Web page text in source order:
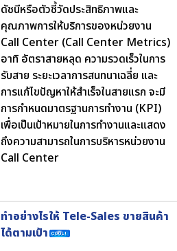
ดัชนีหรือตัวชี้วัดประสิทธิภาพและ
คุณภาพการให้บริการของหน่วยงาน
Call Center (Call Center Metrics)
อาทิ อัตราสายหลุด ความรวดเร็วในการ
รับสาย ระยะเวลาการสนทนาเฉลี่ย และ
การแก้ไขปัญหาให้สำเร็จในสายแรก จะมี
การกำหนดมาตรฐานการทำงาน (KPI)
เพื่อเป็นเป้าหมายในการทำงานและแสดง
ถึงความสามารถในการบริหารหน่วยงาน
Call Center
ทำอย่างไรให้ Tele-Sales ขายสินค้า
ได้ตามเป้า